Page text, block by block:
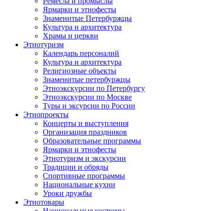
Ярмарки и этнофесты
Знаменитые Петербуржцы
Культура и архитектура
Храмы и церкви
Этнотуризм
Календарь персоналий
Культура и архитектура
Религиозные объекты
Знаменитые петербуржцы
Этноэкскурсии по Петербургу
Этноэкскурсии по Москве
Туры и эксурсии по России
Этнопроекты
Концерты и выступления
Организация праздников
Образовательные программы
Ярмарки и этнофесты
Этнотуризм и экскурсии
Традиции и обряды
Спортивные программы
Национальные кухни
Уроки дружбы
Этнотовары